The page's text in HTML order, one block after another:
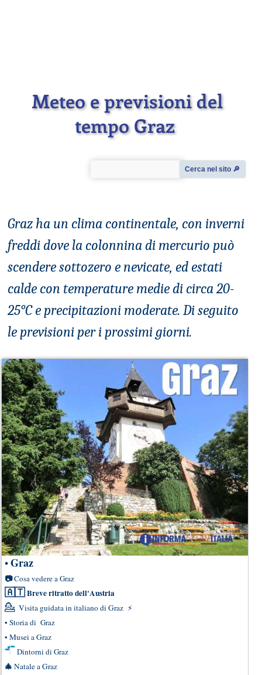
Meteo e previsioni del
tempo Graz
Cerca nel sito 🔎︎
Graz ha un clima continentale, con inverni
freddi dove la colonnina di mercurio può
scendere sottozero e nevicate, ed estati
calde con temperature medie di circa 20-
25°C e precipitazioni moderate. Di seguito
le previsioni per i prossimi giorni.
•Graz
📷Cosa vedere a Graz
🇦🇹Breve ritratto dell'Austria
💁 Visita guidata in italiano di Graz ⚡
• Storia di Graz
• Musei a Graz
Dintorni di Graz
🎄 Natale a Graz